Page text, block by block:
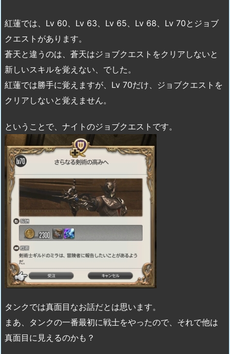
紅蓮では、Lv 60、Lv 63、Lv 65、Lv 68、Lv 70とジョブ
クエストがあります。
蒼天と違うのは、蒼天はジョブクエストをクリアしないと
新しいスキルを覚えない、でした。
紅蓮では勝手に覚えますが、Lv 70だけ、ジョブクエストを
クリアしないと覚えません。
ということで、ナイトのジョブクエストです。
タンクでは真面目なお話だとは思います。
まあ、タンクの一番最初に戦士をやったので、それで他は
真面目に見えるのかも？